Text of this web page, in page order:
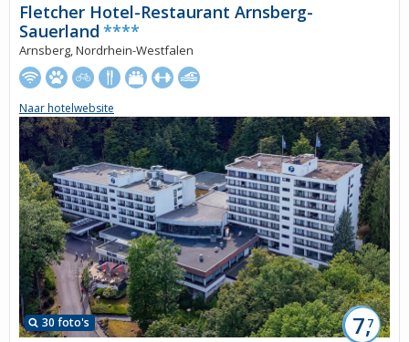
30 foto's 7,7
Fletcher Hotel-Restaurant Arnsberg-
Sauerland ****
Arnsberg, Nordrhein-Westfalen
Naar hotelwebsite